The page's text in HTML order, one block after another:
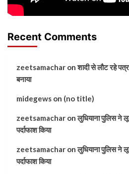
Recent Comments
zeetsamachar onशादी से लौट रहे
बनाया
midegews on (no title)
zeetsamachar onलुधियाना पुलिस ने
पर्दाफाश किया
zeetsamachar onलुधियाना पुलिस ने
पर्दाफाश किया